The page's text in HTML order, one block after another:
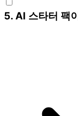
5. AI 스타터 팩